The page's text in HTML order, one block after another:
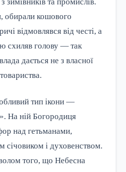
обирали кошового
відмовлявся від честі, а
схиляв голову — так
дається не з власної
тип ікони —
На ній Богородиця
над гетьманами,
і духовенством.
того, що Небесна